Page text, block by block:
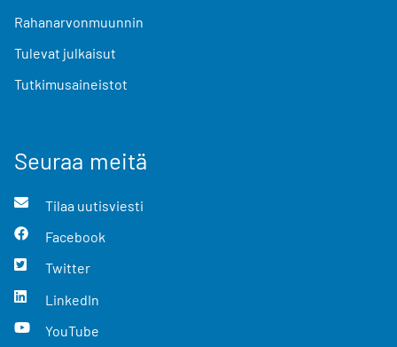
Rahanarvonmuunnin
Tulevat julkaisut
Tutkimusaineistot
Seuraa meitä
Tilaa uutisviesti
Facebook
Twitter
LinkedIn
YouTube